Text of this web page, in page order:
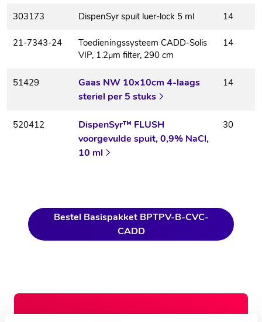
303173 DispenSyr spuit luer-lock 5 ml 14
21-7343-24
Toedieningssysteem CADD-Solis
VIP, 1.2μm filter, 290 cm
14
51429
Gaas NW 10x10cm 4-laags
steriel per 5 stuks
14
520412
DispenSyr™ FLUSH
voorgevulde spuit, 0,9% NaCl,
10 ml
30
Bestel Basispakket BPTPV-B-CVC-
CADD